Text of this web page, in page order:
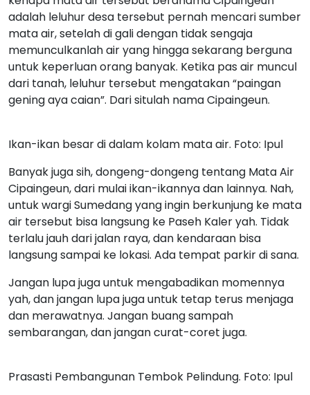
adalah leluhur desa tersebut pernah mencari sumber
mata air, setelah di gali dengan tidak sengaja
memunculkanlah air yang hingga sekarang berguna
untuk keperluan orang banyak. Ketika pas air muncul
dari tanah, leluhur tersebut mengatakan “paingan
gening aya caian”. Dari situlah nama Cipaingeun.
Ikan-ikan besar di dalam kolam mata air. Foto: Ipul
Banyak juga sih, dongeng-dongeng tentang Mata Air
Cipaingeun, dari mulai ikan-ikannya dan lainnya. Nah,
untuk wargi Sumedang yang ingin berkunjung ke mata
air tersebut bisa langsung ke Paseh Kaler yah. Tidak
terlalu jauh dari jalan raya, dan kendaraan bisa
langsung sampai ke lokasi. Ada tempat parkir di sana.
Jangan lupa juga untuk mengabadikan momennya
yah, dan jangan lupa juga untuk tetap terus menjaga
dan merawatnya. Jangan buang sampah
sembarangan, dan jangan curat-coret juga.
Prasasti Pembangunan Tembok Pelindung. Foto: Ipul